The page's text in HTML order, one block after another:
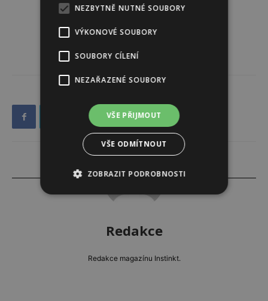
Redakce
Redakce magazínu Instinkt.
NEZBYTNĚ NUTNÉ SOUBORY
VÝKONOVÉ SOUBORY
SOUBORY CÍLENÍ
NEZAŘAZENÉ SOUBORY
VŠE PŘIJMOUT
VŠE ODMÍTNOUT
ZOBRAZIT PODROBNOSTI